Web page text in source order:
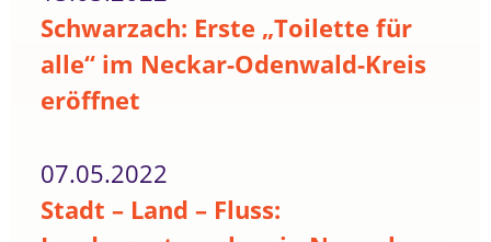
Schwarzach: Erste „Toilette für
alle“ im Neckar-Odenwald-Kreis
eröffnet
07.05.2022
Stadt – Land – Fluss: